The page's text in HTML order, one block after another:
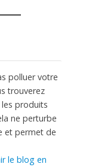
polluer votre
trouverez
produits
ne perturbe
et permet de
le blog en